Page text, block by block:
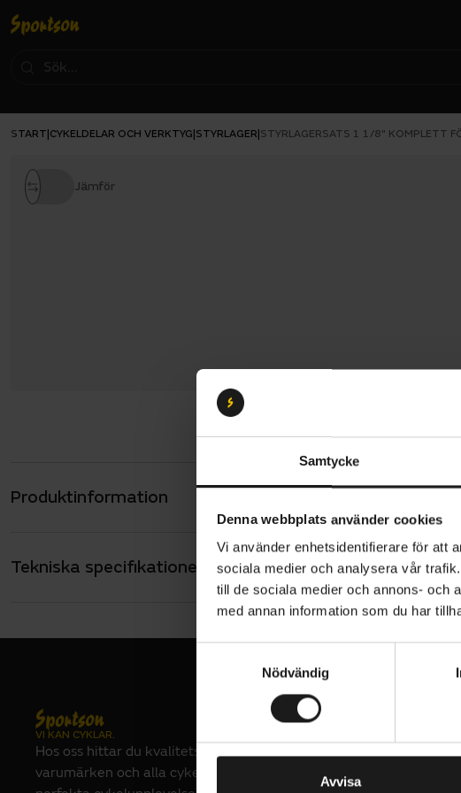
Samtycke
Denna webbplats använder cookies
Vi använder enhetsidentifierare för att
sociala medier och analysera vår
till de sociala medier och annons- och
med annan information som du har
c
k
Nödvändig
Avvisa
START CYKELDELAR OCH VERKTYG STYRLAGER STYRLAGERSATS 1 1/8" KOMPLETT
Jämför
Produktinformation
kvalitetslagersats
gaffelrör 1 1/8"
Tekniska specifikationer Allmänt
VARUMÄRKE
TWS
VI KAN CYKLAR.
Hos oss hittar du kvalitetscyklar från välkända
varumärken och alla cykeltillbehör du behöver för den
E
M